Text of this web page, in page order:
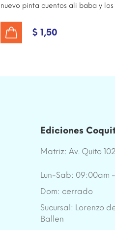
nuevo pinta cuentos ali baba y los
$ 1,50
Ediciones
Matriz: Av. Quito
Lun-Sab: 09:00am
Dom: cerrado
Sucursal: Lorenzo
Ballen